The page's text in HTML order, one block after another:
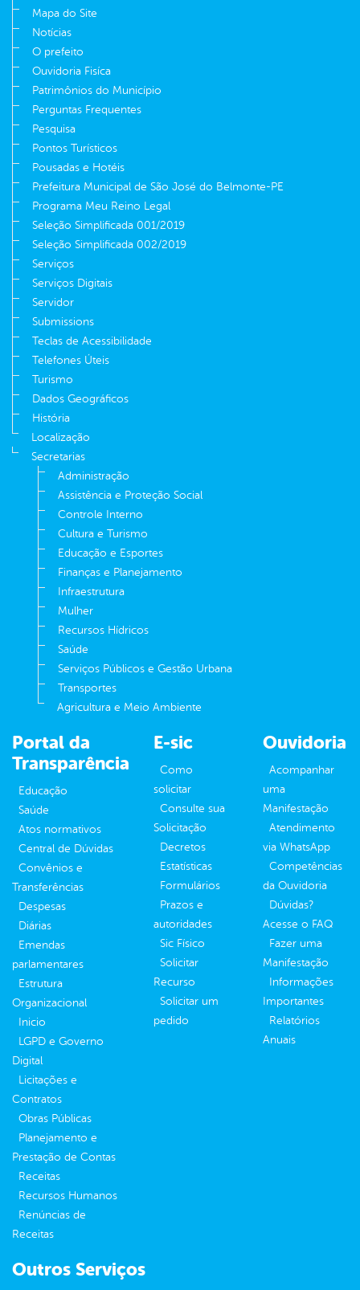
Mapa do Site
Notícias
O prefeito
Ouvidoria Fisíca
Patrimônios do Município
Perguntas Frequentes
Pesquisa
Pontos Turísticos
Pousadas e Hotéis
Prefeitura Municipal de São José do Belmonte-PE
Programa Meu Reino Legal
Seleção Simplificada 001/2019
Seleção Simplificada 002/2019
Serviços
Serviços Digitais
Servidor
Submissions
Teclas de Acessibilidade
Telefones Úteis
Turismo
Dados Geográficos
História
Localização
Secretarias
Administração
Assistência e Proteção Social
Controle Interno
Cultura e Turismo
Educação e Esportes
Finanças e Planejamento
Infraestrutura
Mulher
Recursos Hídricos
Saúde
Serviços Públicos e Gestão Urbana
Transportes
Agricultura e Meio Ambiente
Portal da
Transparência
Educação
Saúde
Atos normativos
Central de Dúvidas
Convênios e
Transferências
Despesas
Diárias
Emendas
parlamentares
Estrutura
Organizacional
Inicio
LGPD e Governo
Digital
Licitações e
Contratos
Obras Públicas
Planejamento e
Prestação de Contas
Receitas
Recursos Humanos
Renúncias de
Receitas
E-sic
Como
solicitar
Consulte sua
Solicitação
Decretos
Estatísticas
Formulários
Prazos e
autoridades
Sic Físico
Solicitar
Recurso
Solicitar um
pedido
Ouvidoria
Acompanhar
uma
Manifestação
Atendimento
via WhatsApp
Competências
da Ouvidoria
Dúvidas?
Acesse o FAQ
Fazer uma
Manifestação
Informações
Importantes
Relatórios
Anuais
Outros Serviços